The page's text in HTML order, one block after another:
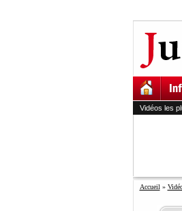
Vidéos les
Accueil »